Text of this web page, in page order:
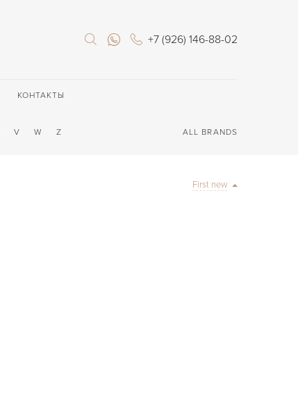
+7 (926) 146-88-02
КОНТАКТЫ
V W Z ALL BRANDS
First new